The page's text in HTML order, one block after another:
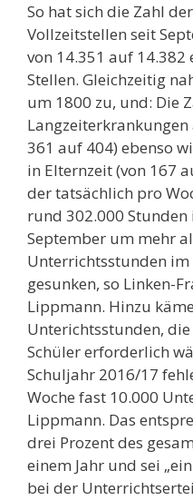
So hat sich die Zahl
Vollzeitstellen seit
von 14.351 auf 14.382
Stellen. Gleichzeitig
um 1800 zu, und: Die
Langzeiterkrankungen
361 auf 404) ebenso
in Elternzeit (von 167
der tatsächlich pro
rund 302.000 Stunden
September um mehr
Unterrichtsstunden im
gesunken, so Linken-
Lippmann. Hinzu
Unterichtsstunden,
Schüler erforderlich
Schuljahr 2016/17
Woche fast 10.000
Lippmann. Das
drei Prozent des
einem Jahr und sei
bei der